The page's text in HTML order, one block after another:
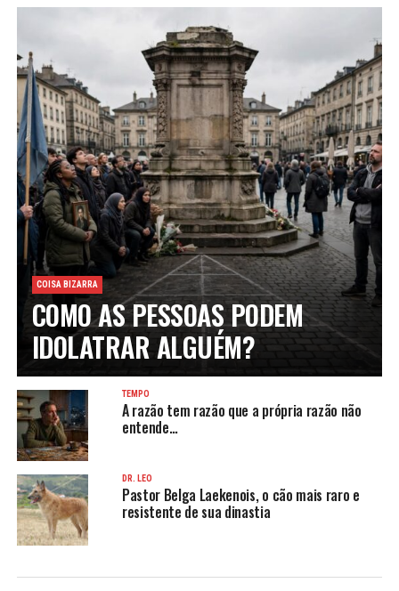
COISA BIZARRA
COMO AS PESSOAS PODEM
IDOLATRAR ALGUÉM?
TEMPO
A razão tem razão que a própria razão não
entende…
DR. LEO
Pastor Belga Laekenois, o cão mais raro e
resistente de sua dinastia